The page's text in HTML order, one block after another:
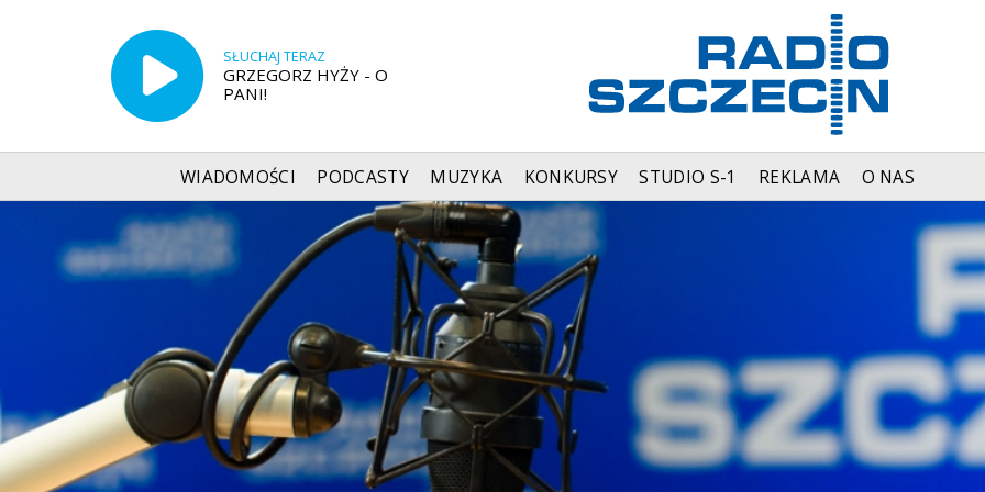
SŁUCHAJ TERAZ
GRZEGORZ HYŻY - O
PANI!
WIADOMOŚCI PODCASTY MUZYKA KONKURSY STUDIO S-1 REKLAMA O NAS